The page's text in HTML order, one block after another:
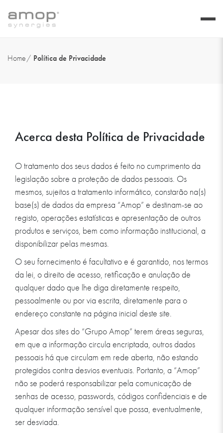
Home Política de Privacidade
Acerca desta Política de Privacidade
O tratamento dos seus dados é feito no cumprimento da
legislação sobre a proteção de dados pessoais. Os
mesmos, sujeitos a tratamento informático, constarão na(s)
base(s) de dados da empresa “Amop” e destinam-se ao
registo, operações estatísticas e apresentação de outros
produtos e serviços, bem como informação institucional, a
disponibilizar pelas mesmas.
O seu fornecimento é facultativo e é garantido, nos termos
da lei, o direito de acesso, retificação e anulação de
qualquer dado que lhe diga diretamente respeito,
pessoalmente ou por via escrita, diretamente para o
endereço constante na página inicial deste site.
Apesar dos sites do “Grupo Amop” terem áreas seguras,
em que a informação circula encriptada, outros dados
pessoais há que circulam em rede aberta, não estando
protegidos contra desvios eventuais. Portanto, a “Amop”
não se poderá responsabilizar pela comunicação de
senhas de acesso, passwords, códigos confidenciais e de
qualquer informação sensível que possa, eventualmente,
ser desviada.